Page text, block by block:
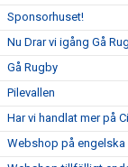
Sponsorhuset!
Nu Drar vi igång Gå
Gå Rugby
Pilevallen
Har vi handlat mer på
Webshop på engelska